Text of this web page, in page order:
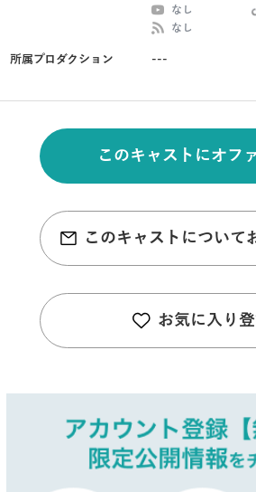
なし
なし
所属プロダクション ---
このキャストにオフ
このキャストについて
お気に入り